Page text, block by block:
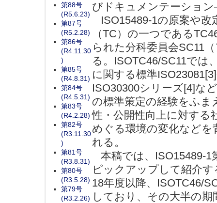
びドキュメンテーショ
ISO15489-1の原案や改
（TC）の一つである
られた分科委員会SC11
る。ISOTC46/SC11では
に関する標準
ISO30300シリーズ[4]な
の標準策定の経験をふま
性・公開性向上に対する
めぐる環境の変化など
れる。
本稿では、ISO15489-1
ピックアップして紹介
18年度以降、ISOTC46/
しており、その大半の
第88号
(R5.6.23)
第87号
(R5.2.28)
第86号
(R4.11.30
)
第85号
(R4.8.31)
第84号
(R4.5.31)
第83号
(R4.2.28)
第82号
(R3.11.30
)
第81号
(R3.8.31)
第80号
(R3.5.28)
第79号
(R3.2.26)